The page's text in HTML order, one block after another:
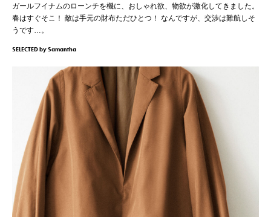
ガールフイナムのローンチを機に、おしゃれ欲、物欲が激化してきました。
春はすぐそこ！ 敵は手元の財布ただひとつ！ なんですが、交渉は難航しそ
うです…。
SELECTED by Samantha